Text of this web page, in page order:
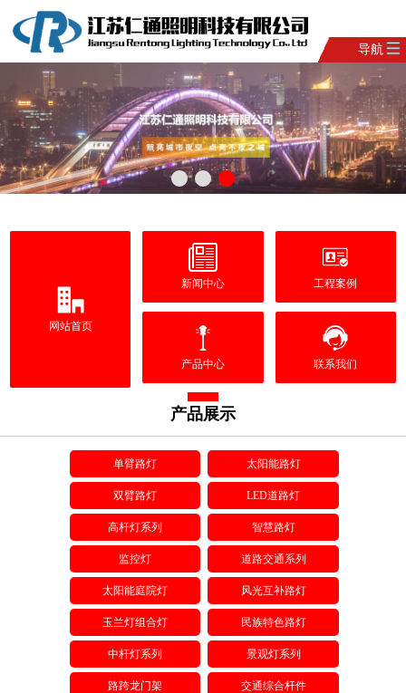
导航
网站首页
新闻中心 工程案例
产品中心 联系我们
产品展示
单臂路灯 太阳能路灯
双臂路灯 LED道路灯
高杆灯系列 智慧路灯
监控灯 道路交通系列
太阳能庭院灯 风光互补路灯
玉兰灯组合灯 民族特色路灯
中杆灯系列 景观灯系列
路跨龙门架 交通综合杆件